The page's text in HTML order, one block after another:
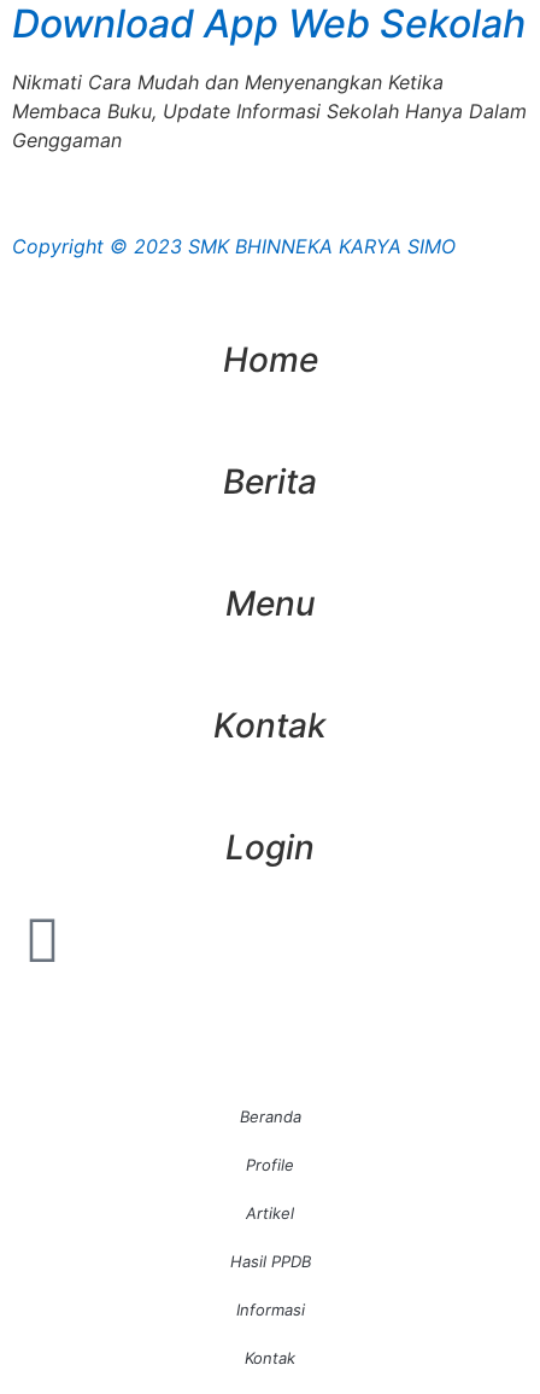
Download App Web Sekolah
Nikmati Cara Mudah dan Menyenangkan Ketika
Membaca Buku, Update Informasi Sekolah Hanya Dalam
Genggaman
Copyright © 2023 SMK BHINNEKA KARYA SIMO
Home
Berita
Menu
Kontak
Login
Beranda
Profile
Artikel
Hasil PPDB
Informasi
Kontak